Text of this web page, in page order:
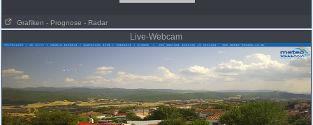
Grafiken - Prognose - Radar
Live-Webcam